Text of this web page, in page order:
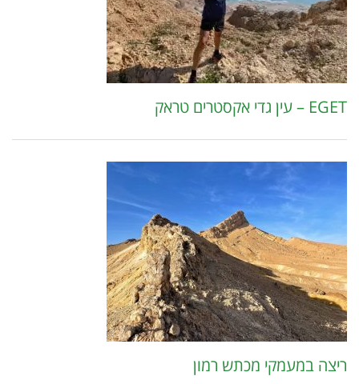
EGET – עין גדי אקסטרים טראק
ריצה במעמקי מכתש רמון